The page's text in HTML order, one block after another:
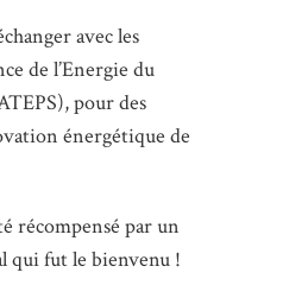
avec les
de l’Energie du
pour des
énergétique de
récompensé par un
qui fut le bienvenu !